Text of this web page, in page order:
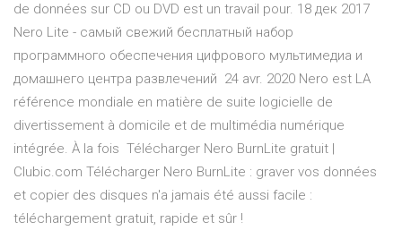
de données sur CD ou DVD est un travail pour. 18 дек 2017
Nero Lite - cамый свежий бесплатный набор
программного обеспечения цифрового мультимедиа и
домашнего центра развлечений 24 avr. 2020 Nero est LA
référence mondiale en matière de suite logicielle de
divertissement à domicile et de multimédia numérique
intégrée. À la fois Télécharger Nero BurnLite gratuit |
Clubic.com Télécharger Nero BurnLite : graver vos données
et copier des disques n'a jamais été aussi facile :
téléchargement gratuit, rapide et sûr !